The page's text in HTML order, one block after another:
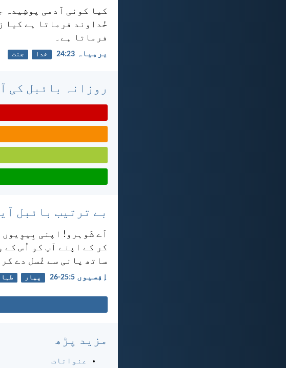
کیا کوئی آدمی پوشِیدہ
خُداوند فرماتا ہے کیا
فرماتا ہے۔
یرمِیاہ 23:‏24 خدا جنت
روزانہ بائبل کی
بے ترتیب بائبل
اَے شَوہرو! اپنی
کر کے اپنے آپ کو اُس کے
ساتھ پانی سے غُسل دے
اِفِسیوں 5:‏25-‏26 پیار
مزید پڑھ
عنوانات